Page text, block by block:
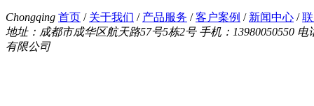
Chongqing 首页 / 关于我们 / 产品服务 /客户案例 / 新闻中心 /
地址：成都市成华区航天路57号5栋2号 手机：13980050550 电
有限公司